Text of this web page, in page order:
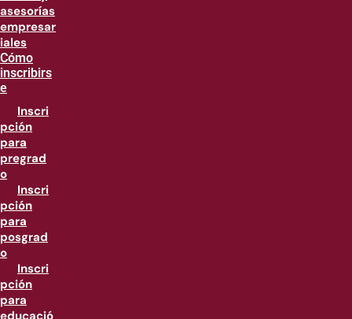
asesorías
empresar
iales
Cómo
inscribirs
e
Inscri
pción
para
pregrad
o
Inscri
pción
para
posgrad
o
Inscri
pción
para
educació